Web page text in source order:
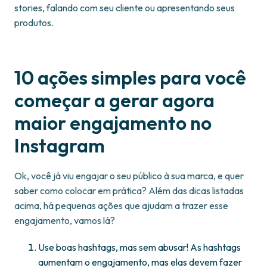
stories, falando com seu cliente ou apresentando seus
produtos.
10 ações simples para você
começar a gerar agora
maior engajamento no
Instagram
Ok, você já viu engajar o seu público à sua marca, e quer
saber como colocar em prática? Além das dicas listadas
acima, há pequenas ações que ajudam a trazer esse
engajamento, vamos lá?
Use boas hashtags, mas sem abusar! As hashtags
aumentam o engajamento, mas elas devem fazer